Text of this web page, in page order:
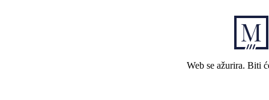
Web se ažurira. Biti